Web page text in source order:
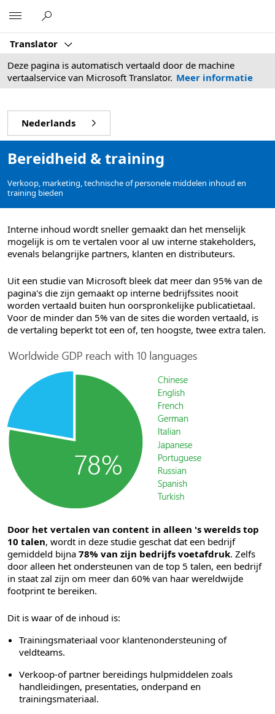
Translator
Deze pagina is automatisch vertaald door de machine
vertaalservice van Microsoft Translator. Meer informatie
Nederlands
Bereidheid & training
Verkoop, marketing, technische of personele middelen inhoud en
training bieden
Interne inhoud wordt sneller gemaakt dan het menselijk
mogelijk is om te vertalen voor al uw interne stakeholders,
evenals belangrijke partners, klanten en distributeurs.
Uit een studie van Microsoft bleek dat meer dan 95% van de
pagina's die zijn gemaakt op interne bedrijfssites nooit
worden vertaald buiten hun oorspronkelijke publicatietaal.
Voor de minder dan 5% van de sites die worden vertaald, is
de vertaling beperkt tot een of, ten hoogste, twee extra talen.
Door het vertalen van content in alleen 's werelds top
10 talen, wordt in deze studie geschat dat een bedrijf
gemiddeld bijna 78% van zijn bedrijfs voetafdruk. Zelfs
door alleen het ondersteunen van de top 5 talen, een bedrijf
in staat zal zijn om meer dan 60% van haar wereldwijde
footprint te bereiken.
Dit is waar of de inhoud is:
Trainingsmateriaal voor klantenondersteuning of
veldteams.
Verkoop-of partner bereidings hulpmiddelen zoals
handleidingen, presentaties, onderpand en
trainingsmateriaal.